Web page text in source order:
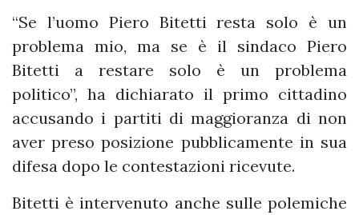
“Se l’uomo Piero Bitetti resta solo è un
problema mio, ma se è il sindaco Piero
Bitetti a restare solo è un problema
politico”, ha dichiarato il primo cittadino
accusando i partiti di maggioranza di non
aver preso posizione pubblicamente in sua
difesa dopo le contestazioni ricevute.
Bitetti è intervenuto anche sulle polemiche